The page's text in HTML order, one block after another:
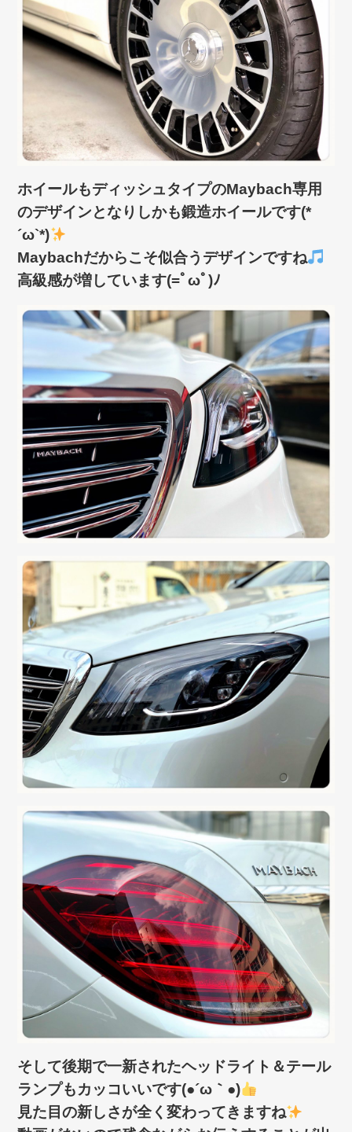
ホイールもディッシュタイプのMaybach専用
のデザインとなりしかも鍛造ホイールです(*
´ω`*)
Maybachだからこそ似合うデザインですね
高級感が増しています(=ﾟωﾟ)ﾉ
そして後期で一新されたヘッドライト＆テール
ランプもカッコいいです(●´ω｀●)
見た目の新しさが全く変わってきますね